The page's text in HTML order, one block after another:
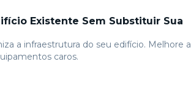
Existente Sem Substituir Sua
a infraestrutura do seu edifício. Melhore a
caros.